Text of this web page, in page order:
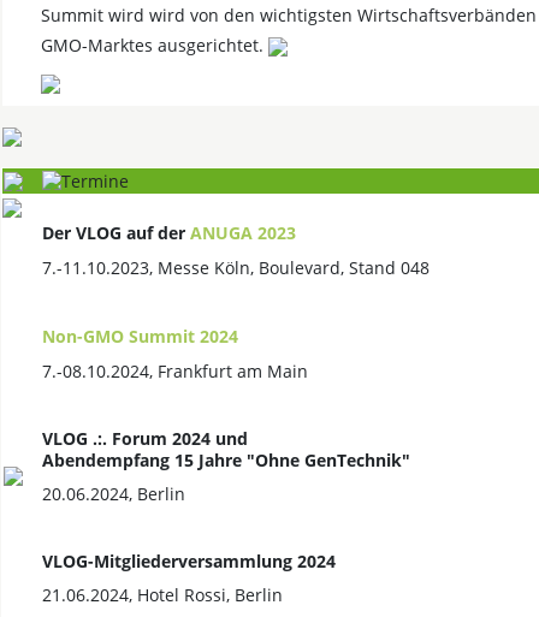
Summit wird wird von den wichtigsten
GMO-Marktes ausgerichtet.
Der VLOG auf der ANUGA 2023
7.-11.10.2023, Messe Köln, Boulevard, Stand 048
Non-GMO Summit 2024
7.-08.10.2024, Frankfurt am Main
VLOG .:. Forum 2024 und
Abendempfang 15 Jahre "Ohne GenTechnik"
20.06.2024, Berlin
VLOG-Mitgliederversammlung 2024
21.06.2024, Hotel Rossi, Berlin